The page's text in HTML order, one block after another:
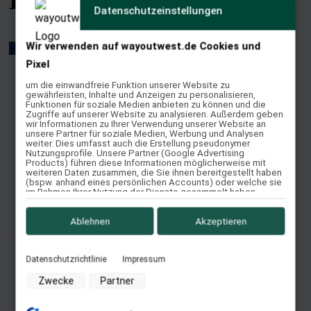
Video Sattelanprobe ansehenWann passt ein Sattel?
Datenschutzeinstellungen
Wir verwenden auf wayoutwest.de Cookies und
Pixel
um die einwandfreie Funktion unserer Website zu
gewährleisten, Inhalte und Anzeigen zu personalisieren,
Funktionen für soziale Medien anbieten zu können und die
Zugriffe auf unserer Website zu analysieren. Außerdem geben
wir Informationen zu Ihrer Verwendung unserer Website an
unsere Partner für soziale Medien, Werbung und Analysen
weiter. Dies umfasst auch die Erstellung pseudonymer
Nutzungsprofile. Unsere Partner (Google Advertising
Products) führen diese Informationen möglicherweise mit
weiteren Daten zusammen, die Sie ihnen bereitgestellt haben
(bspw. anhand eines persönlichen Accounts) oder welche sie
im Rahmen Ihrer Nutzung der Dienste gesammelt haben
Nutzung von Cookies und Pixeln können Sie jederzeit
widerrufen, indem Sie auf den Datenschutz-Button links unten
klicken und dort die entsprechenden Anpassungen
Zwecke der Datenverarbeitung durch unsere Partner:
Endgerät
Datenschutzrichtlinie Impressum
Zwecke Partner
Ablehnen Akzeptieren